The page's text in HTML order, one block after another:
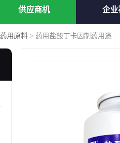
供应商机 企业
药用原料 > 药用盐酸丁卡因制药用途